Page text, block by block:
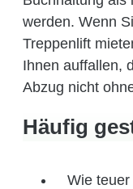
werden. Wenn
Treppenlift
Ihnen auffallen,
Abzug nicht
Häufig
Wie